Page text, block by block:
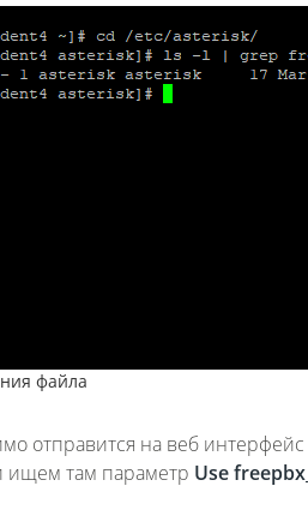
файла
отправится на веб
ищем там параметр Use